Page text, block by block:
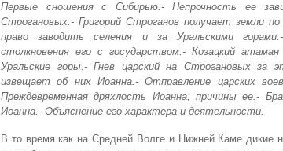
Первые сношения с Сибирью.- Непрочность ее
Строгановых.- Григорий Строганов получает земли
право заводить селения и за Уральскими
столкновения его с государством.- Козацкий
Уральские горы.- Гнев царский на Строгановых
извещает об них Иоанна.- Отправление царских
Преждевременная дряхлость Иоанна; причины ее.-
Иоанна.- Объяснение его характера и деятельности.
В то время как на Средней Волге и Нижней Каме дикие